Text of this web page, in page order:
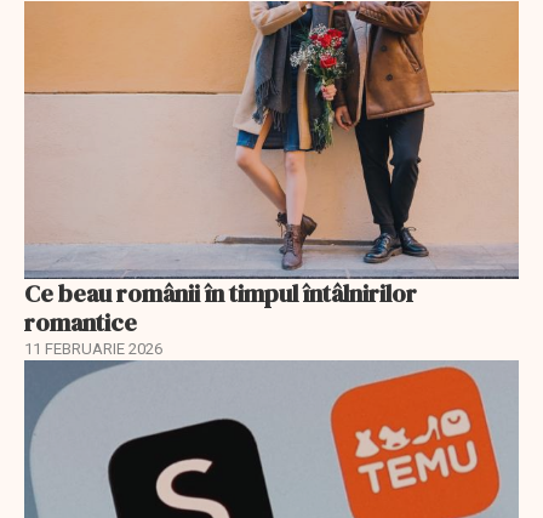
Ce beau românii în timpul întâlnirilor
romantice
11 FEBRUARIE 2026